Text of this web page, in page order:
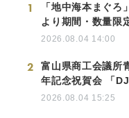
1
「地中海本まぐろ
より期間・数量限
2026.08.04 14:00
2
富山県商工会議所
年記念祝賀会 「
2026.08.04 15:25